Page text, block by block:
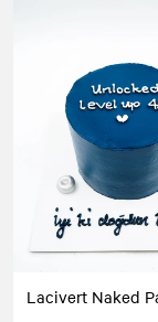
Lacivert Naked